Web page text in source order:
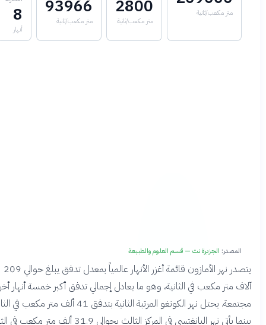
متر مكعب/ثانية 2800
متر مكعب/ثانية
93966
متر مكعب/ثانية
الجزيرة نت — قسم العلوم والطبيعة
يتصدر نهر الأمازون قائمة أغزر الأنهار عالمياً بمعدل تدفق يبلغ حوالي 209
متر مكعب في الثانية، وهو ما يعادل إجمالي تدفق أكبر خمسة أنهار أخرى
مجتمعة. يحتل نهر الكونغو المرتبة الثانية بتدفق 41 ألف متر مكعب في الثانية،
بينما يأتي نهر اليانغتسي في المركز الثالث بحوالي 31.9 ألف متر مكعب في الثانية.